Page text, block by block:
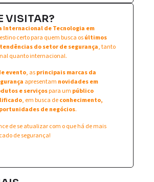
VISITAR?
Internacional de Tecnologia em
certo para quem busca osúltimos
do setor de segurança, tanto
quanto internacional.
evento, asprincipais marcas da
apresentam novidades em
e serviçospara um público
, em busca deconhecimento,
de negócios.
de se atualizar com o que há de mais
de segurança!